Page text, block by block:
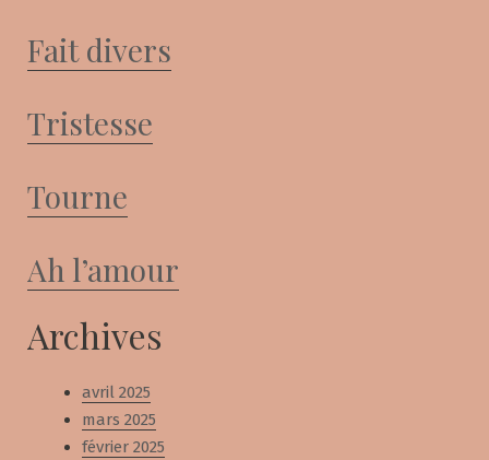
Fait divers
Tristesse
Tourne
Ah l’amour
Archives
avril 2025
mars 2025
février 2025